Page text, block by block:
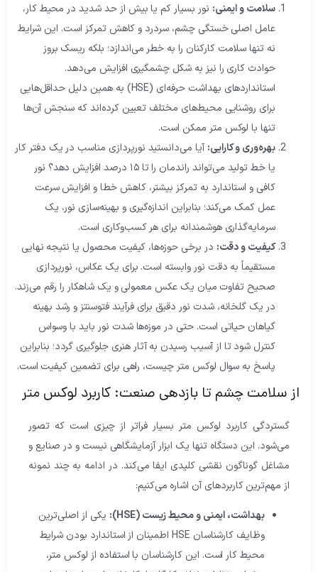
سلامت و ایمنی:نور بسیار کم یا بیش از حد شدید در محیط کار،
عامل اصلی خستگی چشم، سردرد و کاهش تمرکز است. این شرایط
نه تنها سلامت کارکنان را به خطر می‌اندازد؛ بلکه ریسک بروز
حوادث کاری را نیز به شکل چشمگیری افزایش می‌دهد.
استانداردهای بهداشت حرفه‌ای (HSE) به همین دلیل حداقل‌هایی
برای روشنایی محیط‌های مختلف تعیین کرده‌اند که سنجش آن‌ها
تنها با لوکس متر ممکن است.
بهره‌وری و کارایی:آیا می‌دانستید نورپردازی مناسب در یک دفتر کار
یا خط تولید می‌تواند راندمان را تا ۱۵ درصد افزایش دهد؟ نور
کافی و استاندارد به تمرکز بیشتر، کاهش خطا و افزایش سرعت
عمل کمک می‌کند؛ بنابراین اندازه‌گیری و بهینه‌سازی نور، یک
سرمایه‌گذاری هوشمندانه برای هر کسب‌وکاری است.
کیفیت و دقت:در برخی حوزه‌ها، کیفیت محصول یا نتیجه نهایی
مستقیماً به دقت نور وابسته است. برای یک عکاس، نورپردازی
صحیح تفاوت میان یک عکس معمولی و یک شاهکار را رقم می‌زند.
در یک گلخانه، شدت نور دقیق برای فرآیند فتوسنتز و رشد بهینه
گیاهان حیاتی است. حتی در موزه‌ها شدت نور باید با وسواس
کنترل شود تا از آسیب رسیدن به آثار هنری جلوگیری گردد؛ بنابراین
پاسخ به سوال لوکس متر چیست، راهی برای تضمین کیفیت است.
سلامت چشم تا بازدهی صنعت: کاربرد لوکس متر
گستردگی کاربرد لوکس متر بسیار فراتر از چیزی است که تصور
می‌شود. این دستگاه تنها یک ابزار آزمایشگاهی نیست و در صنایع و
مشاغل گوناگون نقشی کلیدی ایفا می‌کند. در ادامه به چند نمونه
از مهم‌ترین کاربردهای آن اشاره می‌کنیم:
بهداشت، ایمنی و محیط زیست (HSE):
یکی از اصلی‌ترین
وظایف کارشناسان HSE اطمینان از استاندارد بودن شرایط
محیط کار است. این کارشناسان با استفاده از لوکس متر،